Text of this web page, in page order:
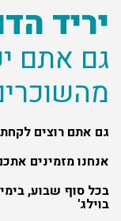
יריד
גם אתם
גם אתם רוצים
אנחנו מזמינים
בכל סוף שבוע,
בוילג'